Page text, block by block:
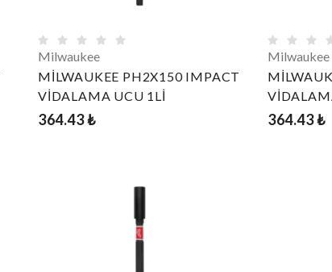
Milwaukee
MİLWAUKEE PH2X150 IMPACT
VİDALAMA UCU 1Lİ
364.43 ₺
Milwaukee
364.43 ₺